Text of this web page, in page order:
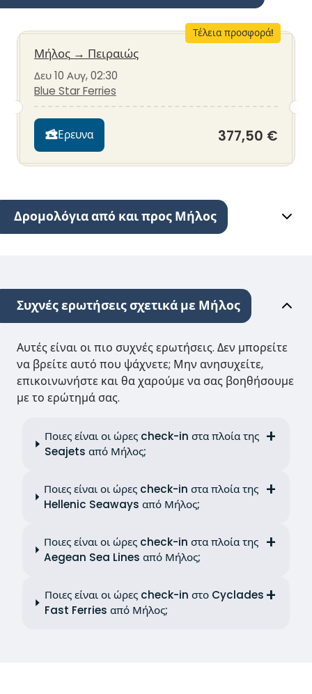
Τέλεια προσφορά!
Μήλος → Πειραιώς
Δευ 10 Αυγ, 02:30
Blue Star Ferries
Ερευνα 377,50 €
Δρομολόγια από και προς Μήλος
Συχνές ερωτήσεις σχετικά με Μήλος
Αυτές είναι οι πιο συχνές ερωτήσεις. Δεν μπορείτε
να βρείτε αυτό που ψάχνετε; Μην ανησυχείτε,
επικοινωνήστε και θα χαρούμε να σας βοηθήσουμε
με το ερώτημά σας.
Ποιες είναι οι ώρες check-in στα πλοία της
Seajets από Μήλος;
Ποιες είναι οι ώρες check-in στα πλοία της
Hellenic Seaways από Μήλος;
Ποιες είναι οι ώρες check-in στα πλοία της
Aegean Sea Lines από Μήλος;
Ποιες είναι οι ώρες check-in στο Cyclades
Fast Ferries από Μήλος;